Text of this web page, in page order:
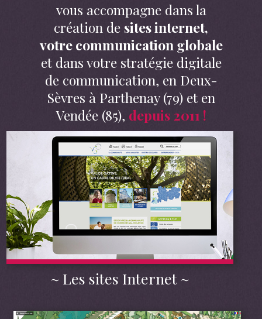
vous accompagne dans la
création de sites internet,
votre communication globale
et dans votre stratégie digitale
de communication, en Deux-
Sèvres à Parthenay (79) et en
Vendée (85), depuis 2011 !
Les sites Internet